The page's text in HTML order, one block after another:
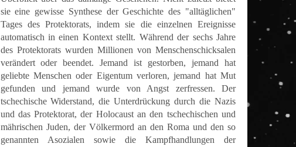
sie eine gewisse Synthese der Geschichte des "alltäglichen"
Tages des Protektorats, indem sie die einzelnen Ereignisse
automatisch in einen Kontext stellt. Während der sechs Jahre
des Protektorats wurden Millionen von Menschenschicksalen
verändert oder beendet. Jemand ist gestorben, jemand hat
geliebte Menschen oder Eigentum verloren, jemand hat Mut
gefunden und jemand wurde von Angst zerfressen. Der
tschechische Widerstand, die Unterdrückung durch die Nazis
und das Protektorat, der Holocaust an den tschechischen und
mährischen Juden, der Völkermord an den Roma und den so
genannten Asozialen sowie die Kampfhandlungen der